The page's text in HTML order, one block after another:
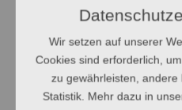
werden Katholiken
man die Anhänger der
[A]Es gibt
die Angehörigen der
auch in Abhängigkeit
Wir setzen auf unserer
Cookies sind erforderlich,
zu gewährleisten,
Statistik. Mehr dazu in